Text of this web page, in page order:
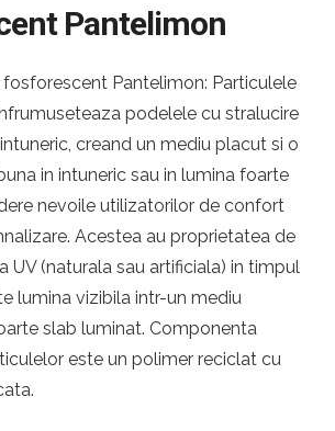
Pantelimon
Pantelimon: Particulele
podelele cu stralucire
creand un mediu placut si o
in intuneric sau in lumina foarte
nevoile utilizatorilor de confort
Acestea au proprietatea de
UV (naturala sau artificiala) in timpul
lumina vizibila intr-un mediu
slab luminat. Componenta
este un polimer reciclat cu